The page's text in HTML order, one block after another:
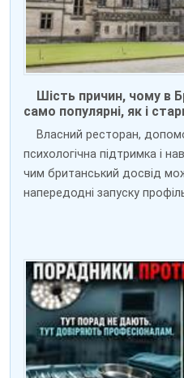
Шість причин, чому в
само популярні, як і
Власний ресторан,
психологічна підтримка і
чим британський досвід
напередодні запуску